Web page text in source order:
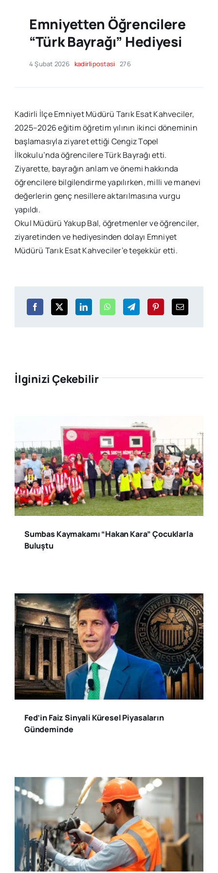
Emniyetten Öğrencilere
“Türk Bayrağı” Hediyesi
4 Şubat 2026 kadirlipostasi 276
Kadirli İlçe Emniyet Müdürü Tarık Esat Kahveciler,
2025–2026 eğitim öğretim yılının ikinci döneminin
başlamasıyla ziyaret ettiği Cengiz Topel
İlkokulu’nda öğrencilere Türk Bayrağı etti.
Ziyarette, bayrağın anlam ve önemi hakkında
öğrencilere bilgilendirme yapılırken, milli ve manevi
değerlerin genç nesillere aktarılmasına vurgu
yapıldı.
Okul Müdürü Yakup Bal, öğretmenler ve öğrenciler,
ziyaretinden ve hediyesinden dolayı Emniyet
Müdürü Tarık Esat Kahveciler’e teşekkür etti.
İlginizi Çekebilir
Sumbas Kaymakamı “Hakan Kara” Çocuklarla
Buluştu
Fed’in Faiz Sinyali Küresel Piyasaların
Gündeminde